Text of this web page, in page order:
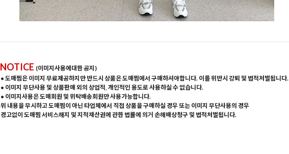
NOTICE (이미지사용에대한 공지)
• 도매찜은 이미지 무료제공하지만 반드시 상품은 도매찜에서 구매하셔야합니다. 이를 위반시 강퇴 및 법적처벌됩니다.
• 이미지 무단사용 및 상품판매 외의 상업적, 개인적인 용도로 사용하실 수 없습니다.
• 이미지사용은 도매회원 및 위탁배송회원만 사용가능합니다.
위 내용을 무시하고 도매찜이 아닌 타업체에서 직접 상품을 구매하실 경우 또는 이미지 무단사용의 경우
경고없이 도매찜 서비스해지 및 지적재산권에 관한 법률에 의거 손해배상청구 및 법적처벌됩니다.